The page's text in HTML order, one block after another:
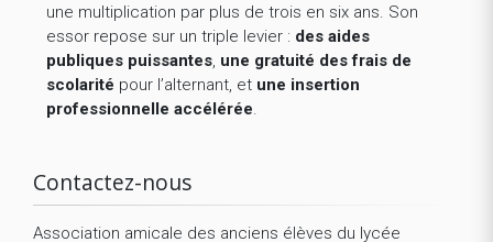
une multiplication par plus de trois en six ans. Son
essor repose sur un triple levier : des aides
publiques puissantes, une gratuité des frais de
scolarité pour l’alternant, et une insertion
professionnelle accélérée.
Contactez-nous
Association amicale des anciens élèves du lycée